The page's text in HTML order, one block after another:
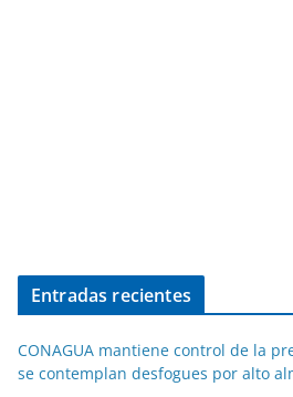
Entradas recientes
CONAGUA mantiene control de la
se contemplan desfogues por alto